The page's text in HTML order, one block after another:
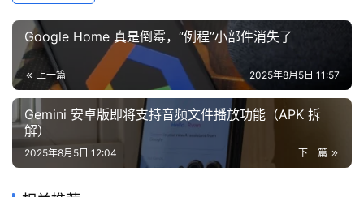
Google Home 真是倒霉，“例程”小部件消失了
上一篇 2025年8月5日 11:57
Gemini 安卓版即将支持音频文件播放功能（APK 拆
解）
下一篇
2025年8月5日 12:04